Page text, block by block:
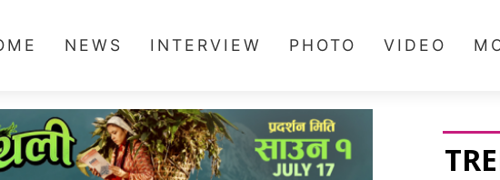
NEWS INTERVIEW PHOTO VIDEO